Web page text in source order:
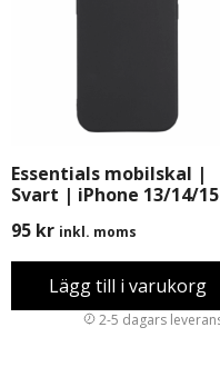
Essentials mobilskal |
Svart | iPhone 13/14/15
95 kr inkl. moms
Lägg till i varukorg